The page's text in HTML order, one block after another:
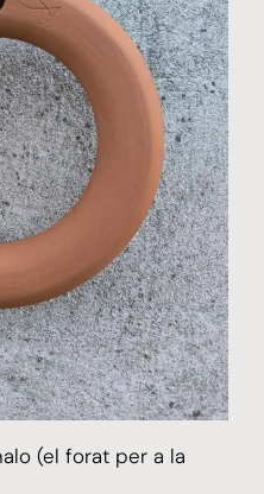
(el forat per a la